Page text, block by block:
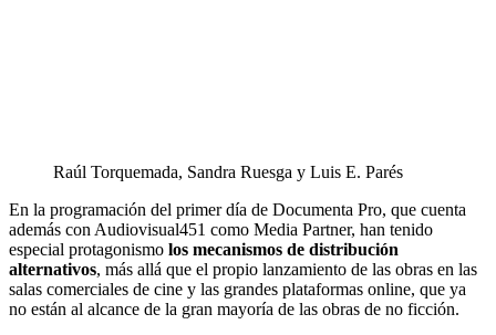
Raúl Torquemada, Sandra Ruesga y Luis E. Parés
En la programación del primer día de Documenta Pro, que cuenta
además con Audiovisual451 como Media Partner, han tenido
especial protagonismo los mecanismos de distribución
alternativos, más allá que el propio lanzamiento de las obras en las
salas comerciales de cine y las grandes plataformas online, que ya
no están al alcance de la gran mayoría de las obras de no ficción.